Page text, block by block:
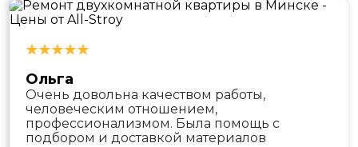
Ольга
Очень довольна качеством работы,
человеческим отношением,
профессионализмом. Была помощь с
подбором и доставкой материалов